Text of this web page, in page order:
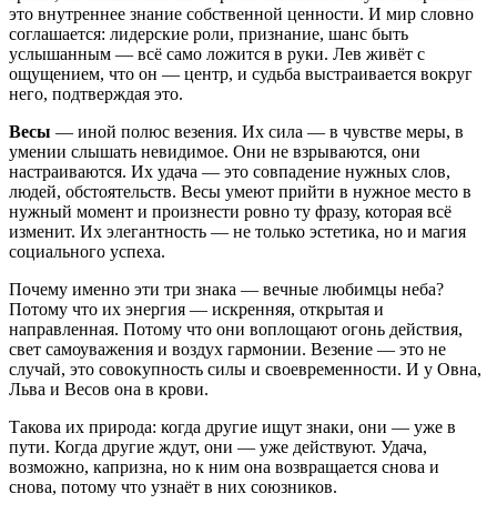
это внутреннее знание собственной ценности. И мир словно
соглашается: лидерские роли, признание, шанс быть
услышанным — всё само ложится в руки. Лев живёт с
ощущением, что он — центр, и судьба выстраивается вокруг
него, подтверждая это.
Весы — иной полюс везения. Их сила — в чувстве меры, в
умении слышать невидимое. Они не взрываются, они
настраиваются. Их удача — это совпадение нужных слов,
людей, обстоятельств. Весы умеют прийти в нужное место в
нужный момент и произнести ровно ту фразу, которая всё
изменит. Их элегантность — не только эстетика, но и магия
социального успеха.
Почему именно эти три знака — вечные любимцы неба?
Потому что их энергия — искренняя, открытая и
направленная. Потому что они воплощают огонь действия,
свет самоуважения и воздух гармонии. Везение — это не
случай, это совокупность силы и своевременности. И у Овна,
Льва и Весов она в крови.
Такова их природа: когда другие ищут знаки, они — уже в
пути. Когда другие ждут, они — уже действуют. Удача,
возможно, капризна, но к ним она возвращается снова и
снова, потому что узнаёт в них союзников.